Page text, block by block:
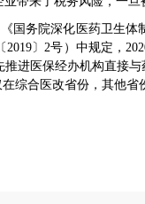
务院深化医药卫生体
〕2号）中规定，
进医保经办机构直接
综合医改省份，其他省